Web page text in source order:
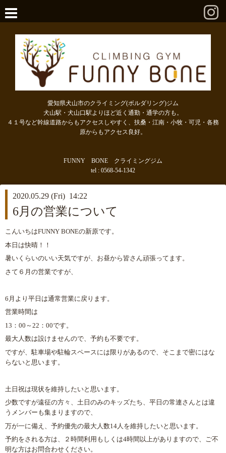
愛知県犬山市のクライミング(ボルダリング)ジム
犬山駅・犬山口駅よりほど近く通勤・通学の方も。
４１号など幹線道路からもアクセスしやすく、扶桑・江南・小牧・可児・各務
原からもアクセス良好。
FUNNY BONE クライミングジム
tel : 0568-54-1342
2020.05.29 (Fri) 14:22
6月の営業について
こんいちはFUNNY BONEの新原です。
本日は快晴！！
暑いくらいのいい天気ですが、お昼から皆さん頑張ってます。
さて６月の営業ですが、
6月より平日は通常営業に戻ります。
営業時間は
13：00～22：00です。
最大人数は設けませんので、予約も不要です。
ですが、駐車場や駐輪スペースには限りがあるので、そこまで密にはな
らないと思います。
土日祝は現状を維持したいと思います。
少数ですが遠征の方々、土日のみのキッズたち、平日の常連さんとは違
うメンバーも集まりますので、
万が一に備え、予約優先の最大人数14人を維持したいと思います。
予約をされる方は、２時間利用もしくは4時間以上がありますので、ご不
明な方はお問合わせください。